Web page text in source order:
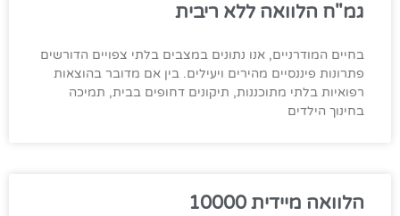
גמ"ח הלוואה ללא ריבית
בחיים המודרניים, אנו נתונים במצבים בלתי צפויים הדורשים
פתרונות פיננסיים מהירים ויעילים. בין אם מדובר בהוצאות
רפואיות בלתי מתוכננות, תיקונים דחופים בבית, תמיכה
בחינוך הילדים
הלוואה מיידית 10000